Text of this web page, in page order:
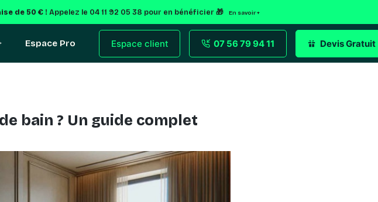
de 50 € ! Appelez le 04 11 92 05 38 pour en bénéficier 🎁 En savoir +
Espace Pro Espace client 07 56 79 94 11 Devis Gratuit
bain ? Un guide complet